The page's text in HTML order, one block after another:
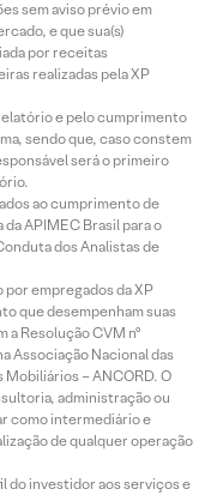
sem aviso prévio em
e que sua(s)
por receitas
realizadas pela XP
e pelo cumprimento
sendo que, caso constem
será o primeiro
ao cumprimento de
APIMEC Brasil para o
dos Analistas de
empregados da XP
que desempenham suas
a Resolução CVM nº
Associação Nacional das
– ANCORD. O
administração ou
como intermediário e
de qualquer operação
do investidor aos serviços e